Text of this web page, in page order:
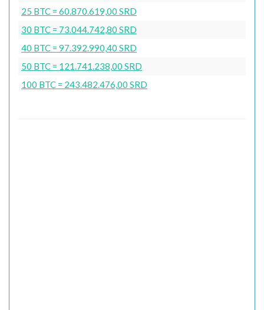
25 BTC = 60.870.619,00 SRD
30 BTC = 73.044.742,80 SRD
40 BTC = 97.392.990,40 SRD
50 BTC = 121.741.238,00 SRD
100 BTC = 243.482.476,00 SRD